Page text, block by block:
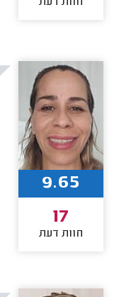
9.65
17
חוות דעת